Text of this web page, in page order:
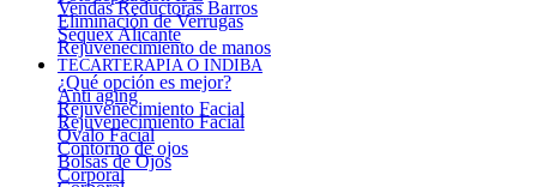
Vendas Reductoras Barros
Eliminación de Verrugas
Sequex Alicante
Rejuvenecimiento de manos
TECARTERAPIA O INDIBA
¿Qué opción es mejor?
Anti aging
Rejuvenecimiento Facial
Rejuvenecimiento Facial
Óvalo Facial
Contorno de ojos
Bolsas de Ojos
Corporal